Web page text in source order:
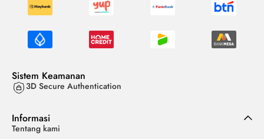
Sistem Keamanan
3D Secure Authentication
Informasi
Tentang kami